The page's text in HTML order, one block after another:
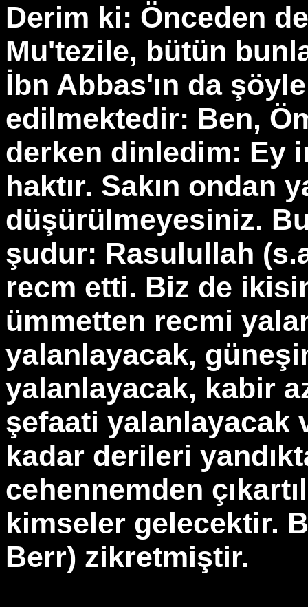
Derim ki: Önceden
Mu'tezile, bütün
İbn Abbas'ın da
edilmektedir: Ben,
derken dinledim: Ey
haktır. Sakın ondan
düşürülmeyesiniz.
şudur: Rasulullah
recm etti. Biz de
ümmetten recmi
yalanlayacak,
yalanlayacak, kabir
şefaati yalanlayacak
kadar derileri
cehennemden
kimseler gelecektir.
Berr) zikretmiştir.